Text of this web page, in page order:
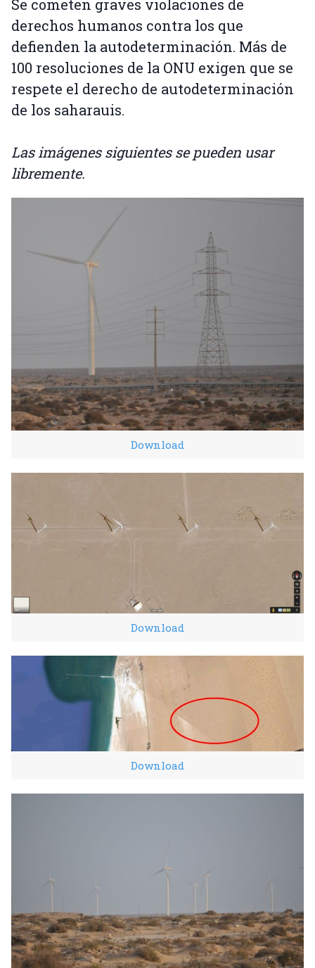
Se cometen graves violaciones de
derechos humanos contra los que
defienden la autodeterminación. Más de
100 resoluciones de la ONU exigen que se
respete el derecho de autodeterminación
de los saharauis.
Las imágenes siguientes se pueden usar
libremente.
Download
Download
Download